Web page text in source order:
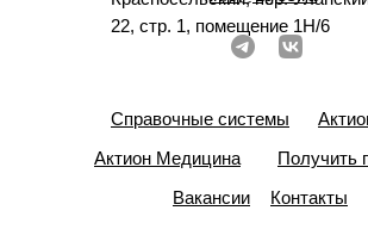
22, стр. 1, помещение 1Н/6
Справочные системы
Актион Медицина
Получить
Вакансии
Контакты